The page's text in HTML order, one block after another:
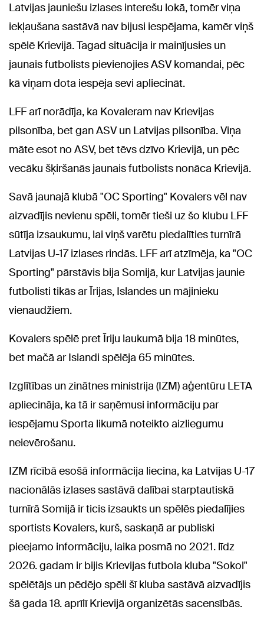
Latvijas jauniešu izlases interešu lokā, tomēr viņa
iekļaušana sastāvā nav bijusi iespējama, kamēr viņš
spēlē Krievijā. Tagad situācija ir mainījusies un
jaunais futbolists pievienojies ASV komandai, pēc
kā viņam dota iespēja sevi apliecināt.
LFF arī norādīja, ka Kovaleram nav Krievijas
pilsonība, bet gan ASV un Latvijas pilsonība. Viņa
māte esot no ASV, bet tēvs dzīvo Krievijā, un pēc
vecāku šķiršanās jaunais futbolists nonāca Krievijā.
Savā jaunajā klubā "OC Sporting" Kovalers vēl nav
aizvadījis nevienu spēli, tomēr tieši uz šo klubu LFF
sūtīja izsaukumu, lai viņš varētu piedalīties turnīrā
Latvijas U-17 izlases rindās. LFF arī atzīmēja, ka "OC
Sporting" pārstāvis bija Somijā, kur Latvijas jaunie
futbolisti tikās ar Īrijas, Islandes un mājinieku
vienaudžiem.
Kovalers spēlē pret Īriju laukumā bija 18 minūtes,
bet mačā ar Islandi spēlēja 65 minūtes.
Izglītības un zinātnes ministrija (IZM) aģentūru LETA
apliecināja, ka tā ir saņēmusi informāciju par
iespējamu Sporta likumā noteikto aizliegumu
neievērošanu.
IZM rīcībā esošā informācija liecina, ka Latvijas U-17
nacionālās izlases sastāvā dalībai starptautiskā
turnīrā Somijā ir ticis izsaukts un spēlēs piedalījies
sportists Kovalers, kurš, saskaņā ar publiski
pieejamo informāciju, laika posmā no 2021. līdz
2026. gadam ir bijis Krievijas futbola kluba "Sokol"
spēlētājs un pēdējo spēli šī kluba sastāvā aizvadījis
šā gada 18. aprīlī Krievijā organizētās sacensībās.